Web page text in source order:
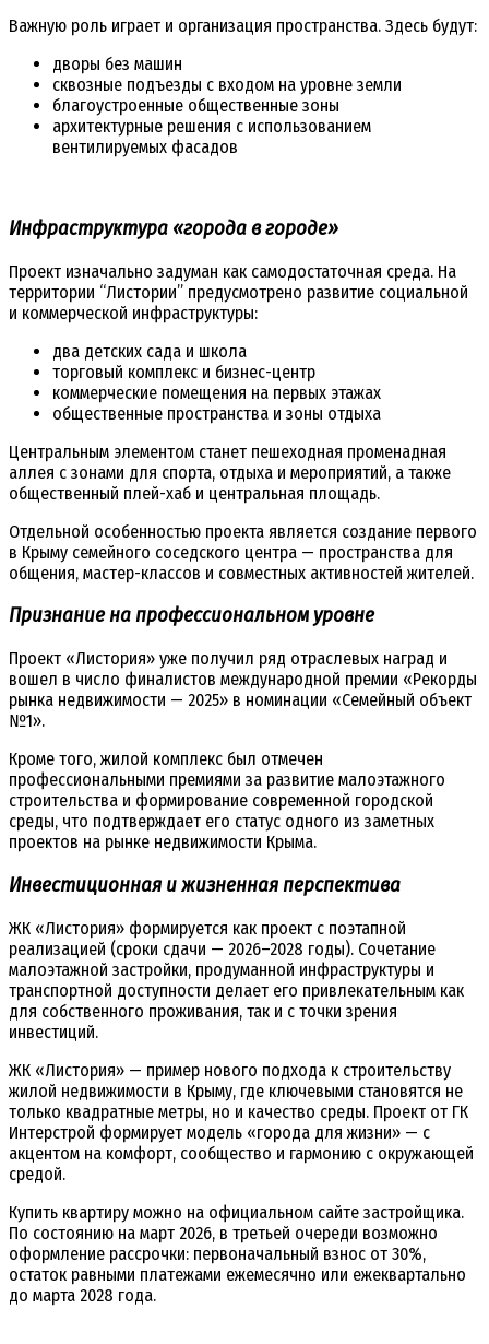
Важную роль играет и организация пространства. Здесь будут:
дворы без машин
сквозные подъезды с входом на уровне земли
благоустроенные общественные зоны
архитектурные решения с использованием
вентилируемых фасадов
Инфраструктура «города в городе»
Проект изначально задуман как самодостаточная среда. На
территории “Листории” предусмотрено развитие социальной
и коммерческой инфраструктуры:
два детских сада и школа
торговый комплекс и бизнес-центр
коммерческие помещения на первых этажах
общественные пространства и зоны отдыха
Центральным элементом станет пешеходная променадная
аллея с зонами для спорта, отдыха и мероприятий, а также
общественный плей-хаб и центральная площадь.
Отдельной особенностью проекта является создание первого
в Крыму семейного соседского центра — пространства для
общения, мастер-классов и совместных активностей жителей.
Признание на профессиональном уровне
Проект «Листория» уже получил ряд отраслевых наград и
вошел в число финалистов международной премии «Рекорды
рынка недвижимости — 2025» в номинации «Семейный объект
№1».
Кроме того, жилой комплекс был отмечен
профессиональными премиями за развитие малоэтажного
строительства и формирование современной городской
среды, что подтверждает его статус одного из заметных
проектов на рынке недвижимости Крыма.
Инвестиционная и жизненная перспектива
ЖК «Листория» формируется как проект с поэтапной
реализацией (сроки сдачи — 2026–2028 годы). Сочетание
малоэтажной застройки, продуманной инфраструктуры и
транспортной доступности делает его привлекательным как
для собственного проживания, так и с точки зрения
инвестиций.
ЖК «Листория» — пример нового подхода к строительству
жилой недвижимости в Крыму, где ключевыми становятся не
только квадратные метры, но и качество среды. Проект от ГК
Интерстрой формирует модель «города для жизни» — с
акцентом на комфорт, сообщество и гармонию с окружающей
средой.
Купить квартиру можно на официальном сайте застройщика.
По состоянию на март 2026, в третьей очереди возможно
оформление рассрочки: первоначальный взнос от 30%,
остаток равными платежами ежемесячно или ежеквартально
до марта 2028 года.